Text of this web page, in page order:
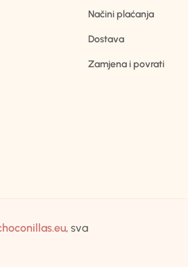
Načini plaćanja
Dostava
Zamjena i povrati
, sva